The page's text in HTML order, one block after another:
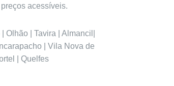
acessíveis.
| Tavira | Almancil|
| Vila Nova de
| Quelfes